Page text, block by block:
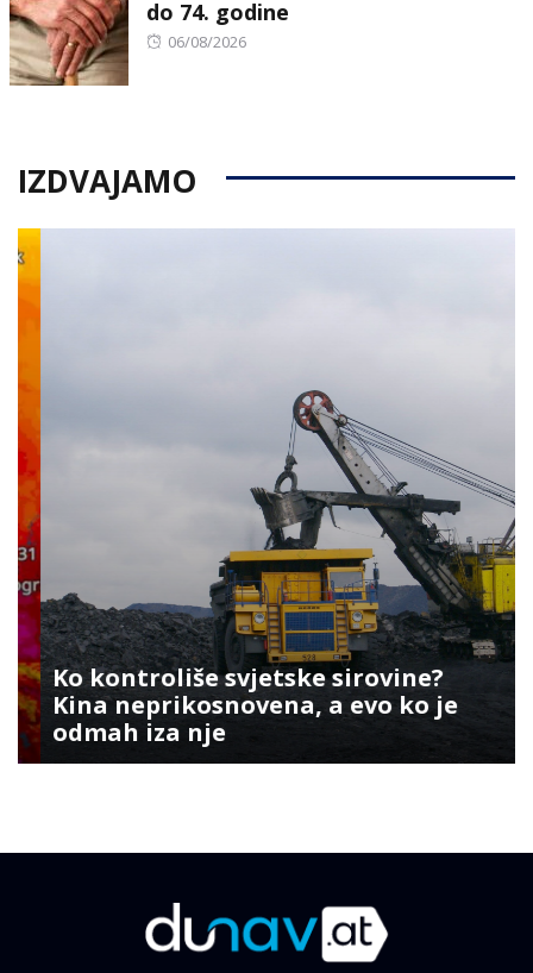
do 74. godine
Posted
06/08/2026
IZDVAJAMO
Ko kontroliše svjetske sirovine?
Kina neprikosnovena, a evo ko je
odmah iza nje